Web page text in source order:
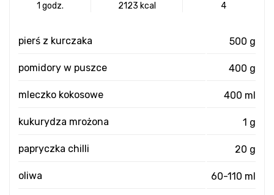
1 godz. 2123 kcal 4
pierś z kurczaka 500 g
pomidory w puszce 400 g
mleczko kokosowe 400 ml
kukurydza mrożona 1 g
papryczka chilli 20 g
oliwa 60-110 ml